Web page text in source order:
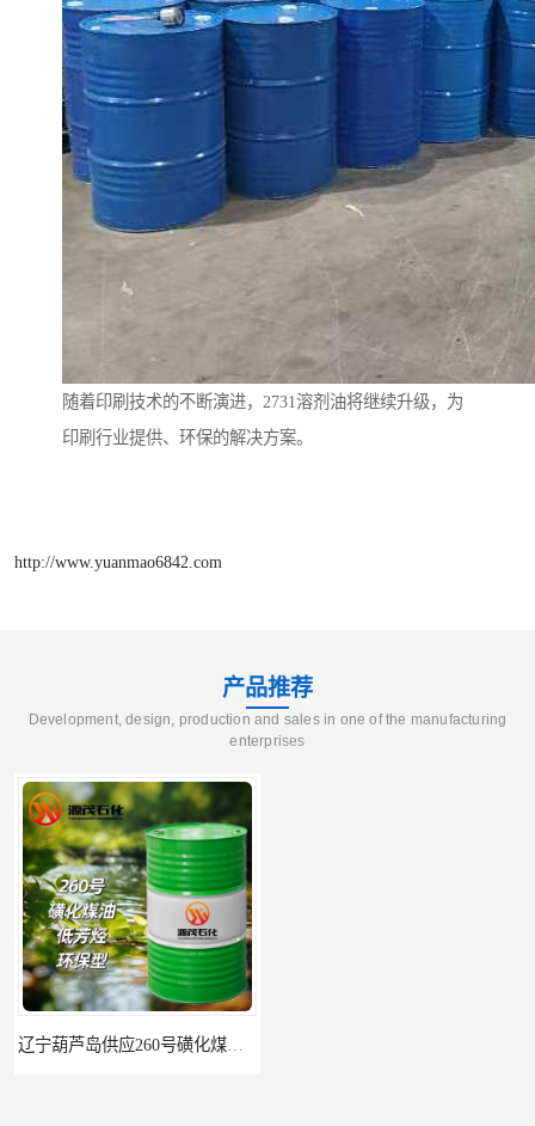
随着印刷技术的不断演进，2731溶剂油将继续升级，为
印刷行业提供、环保的解决方案。
http://www.yuanmao6842.com
产品推荐
Development, design, production and sales in one of the manufacturing
enterprises